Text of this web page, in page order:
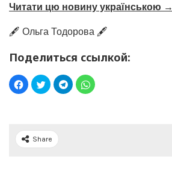
Читати цю новину українською →
🖋️ Ольга Тодорова 🖋️
Поделиться ссылкой:
Share